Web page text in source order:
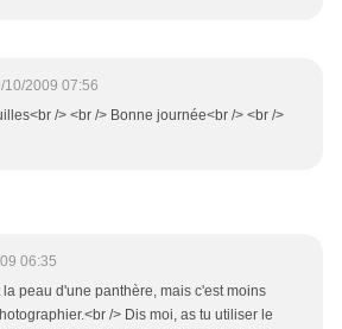
10/2009 07:56
/> <br /> Bonne journée<br /> <br />
06:35
la peau d'une panthère, mais c'est moins
/> Dis moi, as tu utiliser le